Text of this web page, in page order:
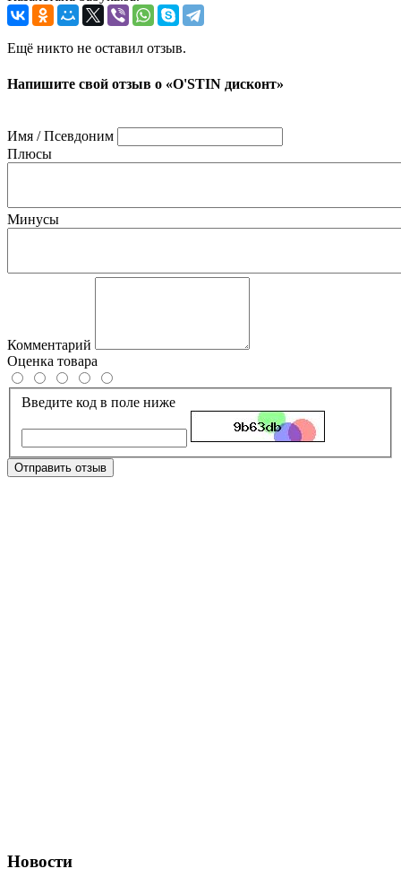
Ещё никто не оставил отзыв.
Напишите свой отзыв о «O'STIN дисконт»
Имя / Псевдоним
Плюсы
Минусы
Комментарий
Оценка товара
Введите код в поле ниже
Отправить отзыв
Новости